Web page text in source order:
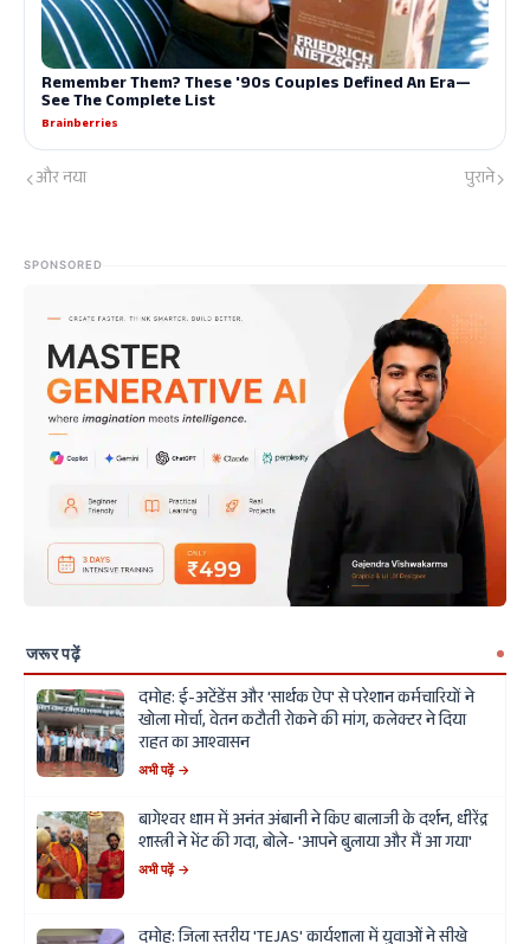
और नया पुराने
SPONSORED
जरूर पढ़ें
दमोह: ई-अटेंडेंस और 'सार्थक ऐप' से परेशान कर्मचारियों ने
खोला मोर्चा, वेतन कटौती रोकने की मांग, कलेक्टर ने दिया
राहत का आश्वासन
अभी पढ़ें →
बागेश्वर धाम में अनंत अंबानी ने किए बालाजी के दर्शन, धीरेंद्र
शास्त्री ने भेंट की गदा, बोले- 'आपने बुलाया और मैं आ गया'
अभी पढ़ें →